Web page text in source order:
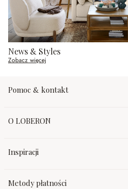
News & Styles
Zobacz więcej
Pomoc & kontakt
O LOBERON
Inspiracji
Metody płatności